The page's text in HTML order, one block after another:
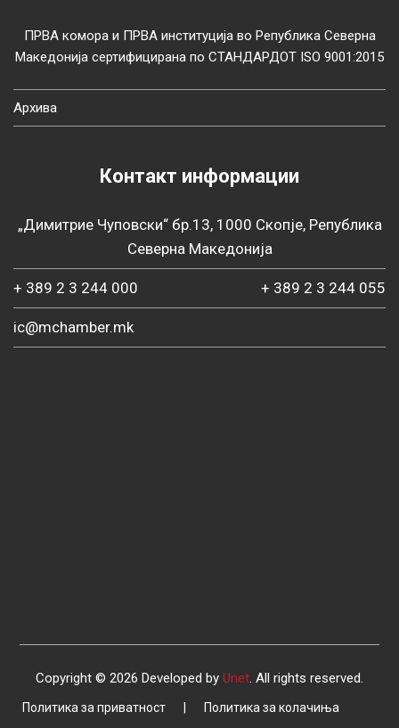
ПРВА комора и ПРВА институција во Република Северна
Македонија сертифицирана по СТАНДАРДОТ ISO 9001:2015
Архива
Контакт информации
„Димитрие Чуповски“ бр.13, 1000 Скопје, Република
Северна Македонија
+ 389 2 3 244 000 + 389 2 3 244 055
ic@mchamber.mk
Copyright © 2026 Developed by Unet . All rights reserved.
Политика за приватност | Политика за колачиња